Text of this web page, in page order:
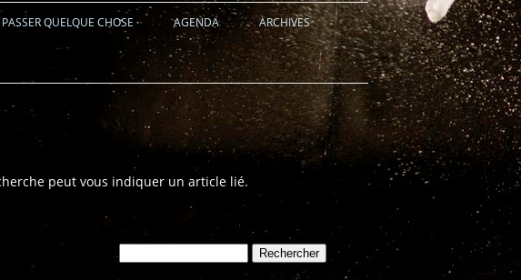
QUELQUE CHOSE AGENDA ARCHIVES
peut vous indiquer un article lié.